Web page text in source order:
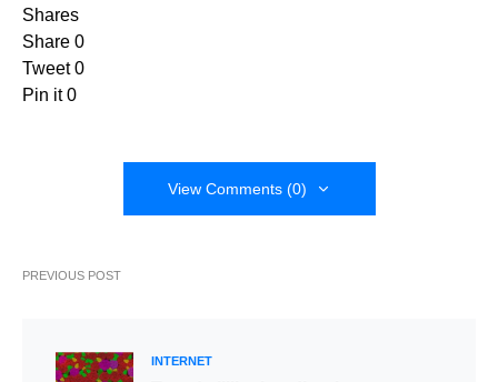
Shares
Share 0
Tweet 0
Pin it 0
View Comments (0)
PREVIOUS POST
INTERNET